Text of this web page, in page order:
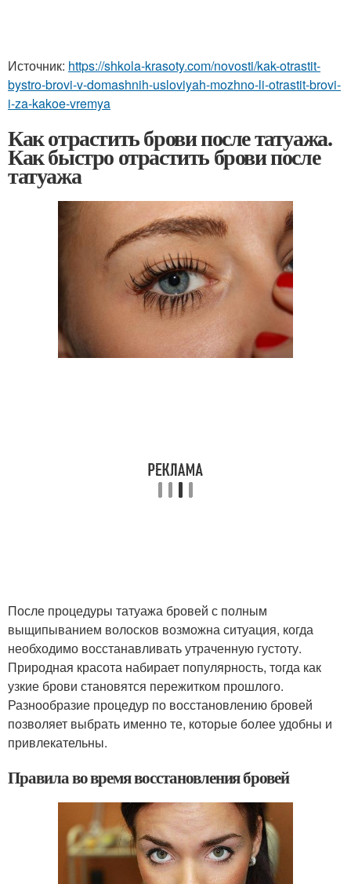
Источник: https://shkola-krasoty.com/novosti/kak-otrastit-
bystro-brovi-v-domashnih-usloviyah-mozhno-li-otrastit-brovi-
i-za-kakoe-vremya
Как отрастить брови после татуажа.
Как быстро отрастить брови после
татуажа
После процедуры татуажа бровей с полным
выщипыванием волосков возможна ситуация, когда
необходимо восстанавливать утраченную густоту.
Природная красота набирает популярность, тогда как
узкие брови становятся пережитком прошлого.
Разнообразие процедур по восстановлению бровей
позволяет выбрать именно те, которые более удобны и
привлекательны.
Правила во время восстановления бровей